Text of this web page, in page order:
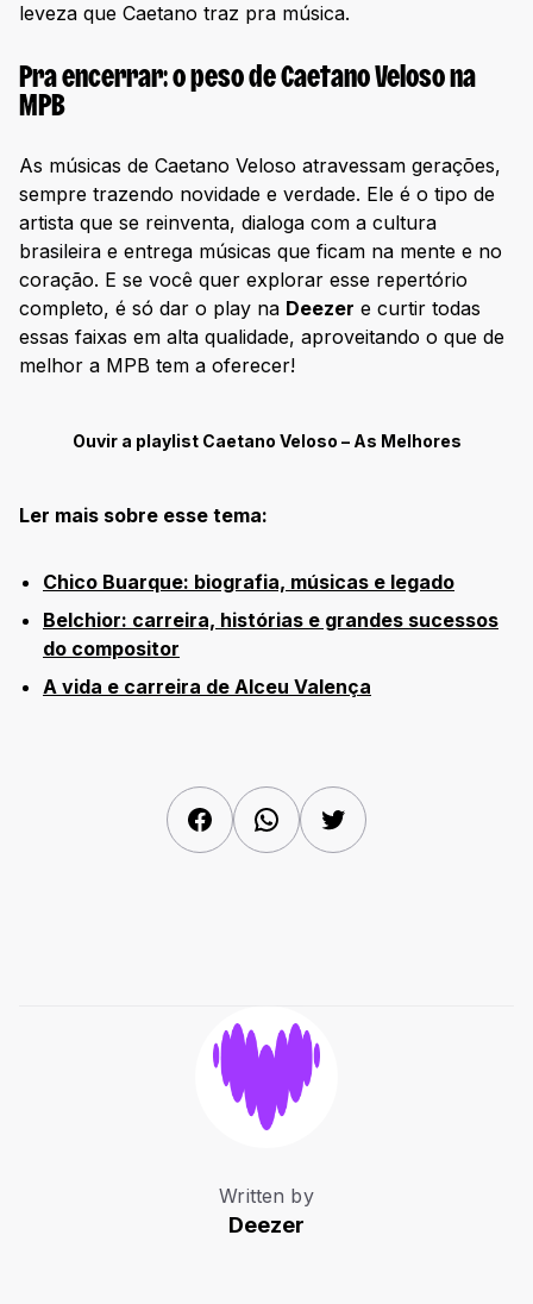
leveza que Caetano traz pra música.
Pra encerrar: o peso de Caetano Veloso na
MPB
As músicas de Caetano Veloso atravessam gerações,
sempre trazendo novidade e verdade. Ele é o tipo de
artista que se reinventa, dialoga com a cultura
brasileira e entrega músicas que ficam na mente e no
coração. E se você quer explorar esse repertório
completo, é só dar o play na Deezer e curtir todas
essas faixas em alta qualidade, aproveitando o que de
melhor a MPB tem a oferecer!
Ouvir a playlist Caetano Veloso – As Melhores
Ler mais sobre esse tema:
Chico Buarque: biografia, músicas e legado
Belchior: carreira, histórias e grandes sucessos
do compositor
A vida e carreira de Alceu Valença
FacebookWhatsAppTwitter
Written by
Deezer